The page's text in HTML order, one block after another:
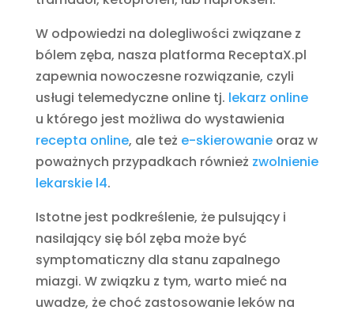
W odpowiedzi na dolegliwości związane z
bólem zęba, nasza platforma ReceptaX.pl
zapewnia nowoczesne rozwiązanie, czyli
usługi telemedyczne online tj. lekarz online
u którego jest możliwa do wystawienia
recepta online, ale też e-skierowanieoraz w
poważnych przypadkach również zwolnienie
lekarskie l4.
Istotne jest podkreślenie, że pulsujący i
nasilający się ból zęba może być
symptomaticzny dla stanu zapalnego
miazgi. W związku z tym, warto mieć na
uwadze, że choć zastosowanie leków na